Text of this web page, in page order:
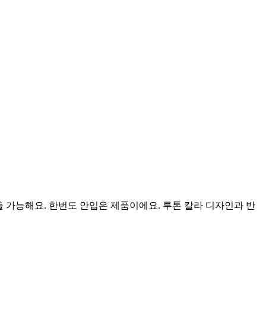
능해요. 한번도 안입은 제품이에요. 투톤 칼라 디자인과 반